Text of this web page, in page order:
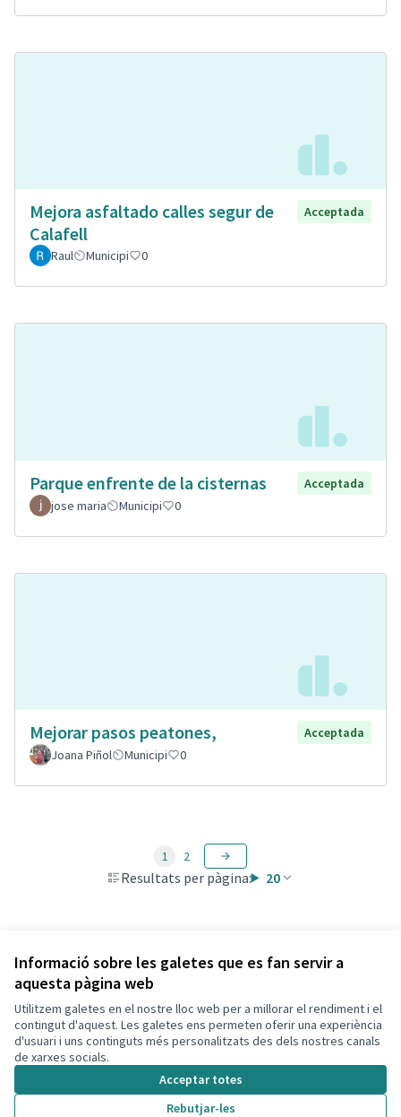
Informació sobre les galetes que es fan servir a
aquesta pàgina web
Utilitzem galetes en el nostre lloc web per a millorar el rendiment i el
contingut d'aquest. Les galetes ens permeten oferir una experiència
d'usuari i uns continguts més personalitzats des dels nostres canals
de xarxes socials.
Acceptar totes
Rebutjar-les
Mejora asfaltado calles segur de
Calafell
Acceptada
Raul Municipi 0
Parque enfrente de la cisternas
Acceptada
jose maria
Municipi 0
Mejorar pasos peatones,
Acceptada
Joana Piñol
Municipi 0
Resultats per pàgina: 20
1 2
Veure totes les propostes retirades
Termes i condicions d'ús
Configuració de les galetes
Decidim Calafell a X
(Enllaç extern)
Decidim Calafell a Facebook
Decidim Calafell a YouTube
Decidim Calafell a GitHub
(Enllaç extern)